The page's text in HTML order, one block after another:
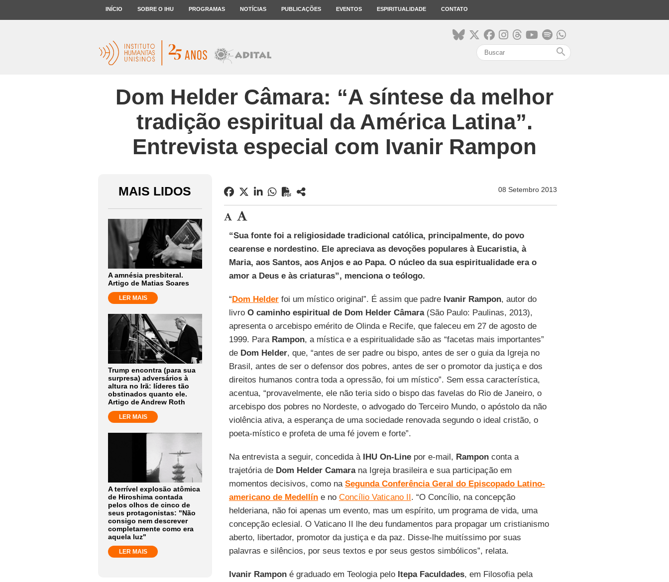
INÍCIO SOBRE O IHU PROGRAMAS NOTÍCIAS PUBLICAÇÕES EVENTOS ESPIRITUALIDADE CONTATO
search
Dom Helder Câmara: “A síntese da melhor
tradição espiritual da América Latina”.
Entrevista especial com Ivanir Rampon
MAIS LIDOS
A amnésia presbiteral.
Artigo de Matias Soares
LER MAIS
Trump encontra (para sua
surpresa) adversários à
altura no Irã: líderes tão
obstinados quanto ele.
Artigo de Andrew Roth
LER MAIS
A terrível explosão atômica
de Hiroshima contada
pelos olhos de cinco de
seus protagonistas: "Não
consigo nem descrever
completamente como era
aquela luz"
LER MAIS
08 Setembro 2013
“Sua fonte foi a religiosidade tradicional católica, principalmente, do povo
cearense e nordestino. Ele apreciava as devoções populares à Eucaristia, à
Maria, aos Santos, aos Anjos e ao Papa. O núcleo da sua espiritualidade era o
amor a Deus e às criaturas”, menciona o teólogo.
“Dom Helderfoi um místico original”. É assim que padre Ivanir Rampon, autor do
livro O caminho espiritual de Dom Helder Câmara(São Paulo: Paulinas, 2013),
apresenta o arcebispo emérito de Olinda e Recife, que faleceu em 27 de agosto de
1999. Para Rampon, a mística e a espiritualidade são as “facetas mais importantes”
de Dom Helder, que, “antes de ser padre ou bispo, antes de ser o guia da Igreja no
Brasil, antes de ser o defensor dos pobres, antes de ser o promotor da justiça e dos
direitos humanos contra toda a opressão, foi um místico”. Sem essa característica,
acentua, “provavelmente, ele não teria sido o bispo das favelas do Rio de Janeiro, o
arcebispo dos pobres no Nordeste, o advogado do Terceiro Mundo, o apóstolo da não
violência ativa, a esperança de uma sociedade renovada segundo o ideal cristão, o
poeta-místico e profeta de uma fé jovem e forte”.
Na entrevista a seguir, concedida à IHU On-Linepor e-mail, Ramponconta a
trajetória de Dom Helder Camarana Igreja brasileira e sua participação em
momentos decisivos, como na Segunda Conferência Geral do Episcopado Latino-
americano de Medellíne no Concílio Vaticano II. “O Concílio, na concepção
helderiana, não foi apenas um evento, mas um espírito, um programa de vida, uma
concepção eclesial. O Vaticano II lhe deu fundamentos para propagar um cristianismo
aberto, libertador, promotor da justiça e da paz. Disse-lhe muitíssimo por suas
palavras e silêncios, por seus textos e por seus gestos simbólicos”, relata.
Ivanir Ramponé graduado em Teologia pelo Itepa Faculdades, em Filosofia pela